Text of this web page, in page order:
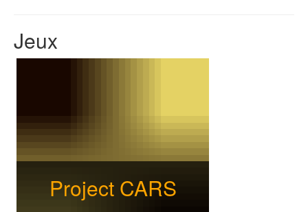
Jeux
Project CARS